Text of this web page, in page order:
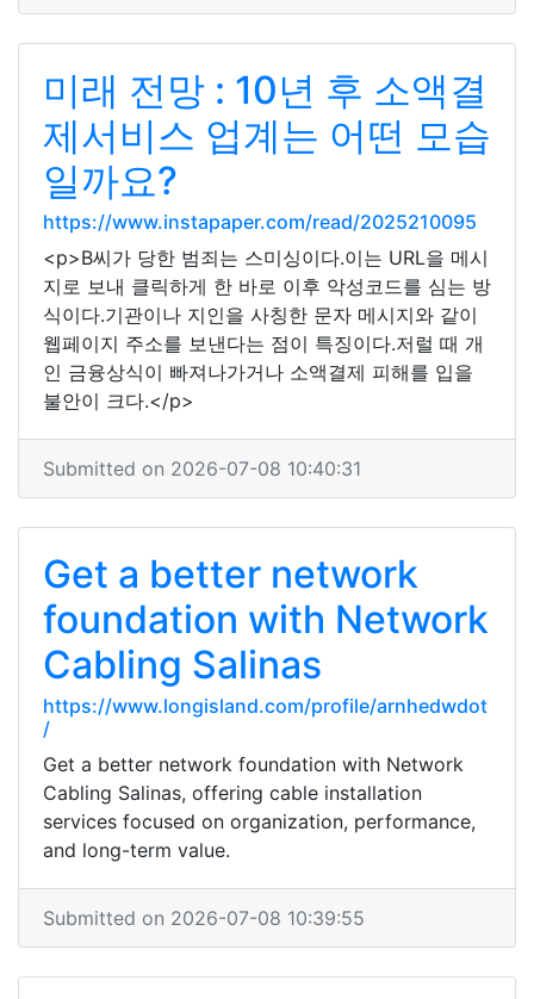
미래 전망 : 10년 후 소액결
제서비스 업계는 어떤 모습
일까요?
https://www.instapaper.com/read/2025210095
<p>B씨가 당한 범죄는 스미싱이다.이는 URL을 메시
지로 보내 클릭하게 한 바로 이후 악성코드를 심는 방
식이다.기관이나 지인을 사칭한 문자 메시지와 같이
웹페이지 주소를 보낸다는 점이 특징이다.저럴 때 개
인 금융상식이 빠져나가거나 소액결제 피해를 입을
불안이 크다.</p>
Submitted on 2026-07-08 10:40:31
Get a better network
foundation with Network
Cabling Salinas
https://www.longisland.com/profile/arnhedwdot
/
Get a better network foundation with Network
Cabling Salinas, offering cable installation
services focused on organization, performance,
and long-term value.
Submitted on 2026-07-08 10:39:55